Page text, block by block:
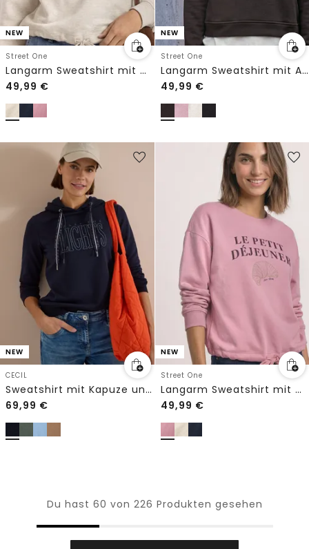
NEW
Street One
Langarm Sweatshirt mit Wording
49,99 €
NEW
Street One
Langarm Sweatshirt mit Artwork
49,99 €
NEW
CECIL
Sweatshirt mit Kapuze und Wording
69,99 €
NEW
Street One
Langarm Sweatshirt mit Wording
49,99 €
Du hast 60 von 226 Produkten gesehen